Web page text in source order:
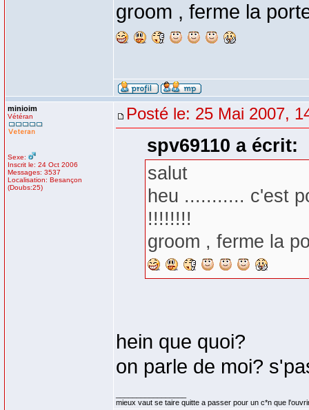
groom , ferme la
minioim
Vétéran
Sexe:
Inscrit le: 24 Oct 2006
Messages: 3537
Localisation: Besançon
(Doubs:25)
Posté le: 25 Mai 2007,
spv69110 a écrit:
salut
heu ........... c'est
!!!!!!!!
groom , ferme la
hein que quoi?
on parle de moi?
mieux vaut se taire quitte a passer pour un c*n que